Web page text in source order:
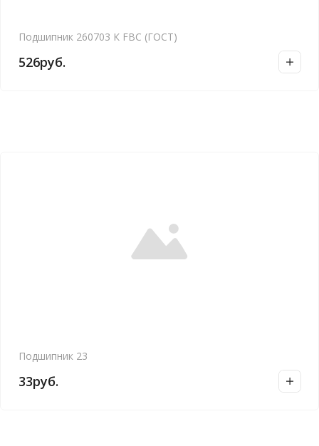
Подшипник 260703 К FBC (ГОСТ)
526руб.
Подшипник 23
33руб.